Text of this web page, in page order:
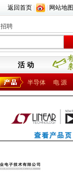
返回首页 网站地图
招聘
活 动
半导体 电 源